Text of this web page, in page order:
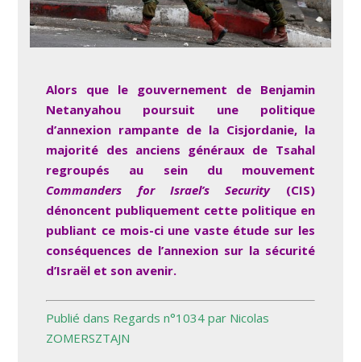
Alors que le gouvernement de Benjamin
Netanyahou poursuit une politique
d’annexion rampante de la Cisjordanie, la
majorité des anciens généraux de Tsahal
regroupés au sein du mouvement
Commanders for Israel’s Security(CIS)
dénoncent publiquement cette politique en
publiant ce mois-ci une vaste étude sur les
conséquences de l’annexion sur la sécurité
d’Israël et son avenir.
Publié dans Regards n°1034 par Nicolas
ZOMERSZTAJN